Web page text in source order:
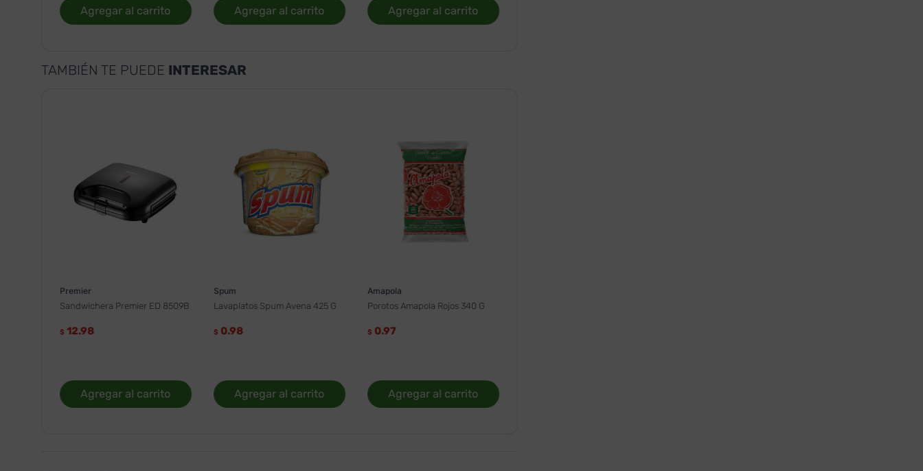
Agregar al carrito Agregar al carrito Agregar al carrito
TAMBIÉN TE PUEDE INTERESAR
Premier
Sandwichera Premier ED 8509B
$ 12.98
Agregar al carrito
Spum
Lavaplatos Spum Avena 425 G
$ 0.98
Agregar al carrito
Amapola
Porotos Amapola Rojos 340 G
$ 0.97
Agregar al carrito